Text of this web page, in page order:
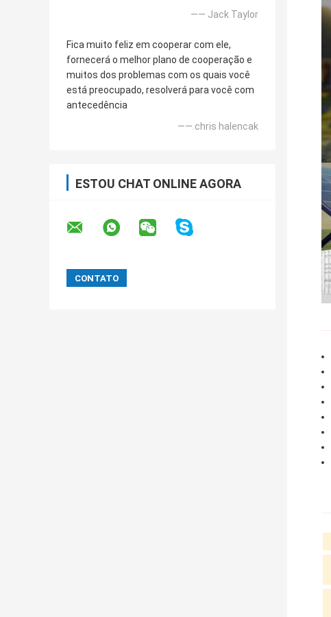
—— Jack Taylor
Fica muito feliz em cooperar com ele,
fornecerá o melhor plano de cooperação e
muitos dos problemas com os quais você
está preocupado, resolverá para você com
antecedência
—— chris halencak
ESTOU CHAT ONLINE AGORA